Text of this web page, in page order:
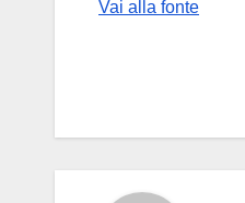
Vai alla fonte